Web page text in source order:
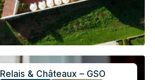
Relais & Châteaux – GSO